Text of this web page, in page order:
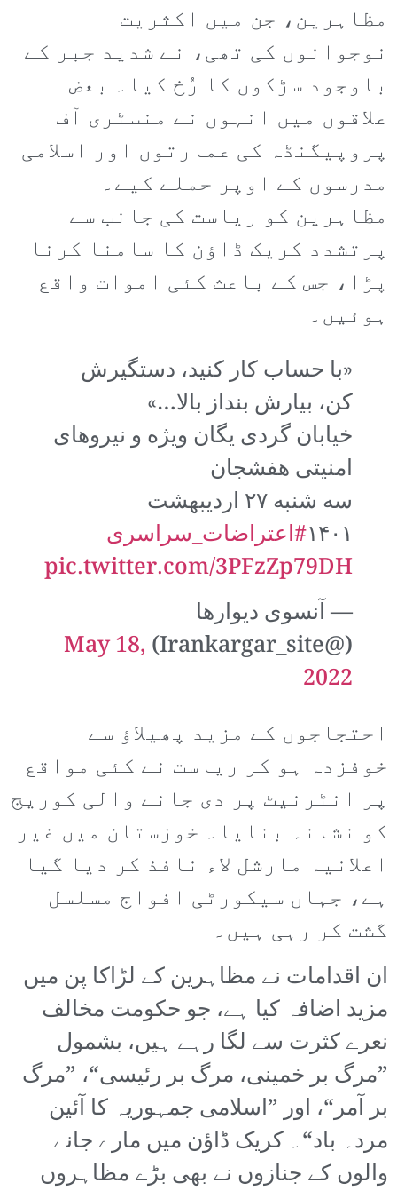
مظاہرین، جن میں اکثریت
نوجوانوں کی تھی، نے شدید جبر کے
باوجود سڑکوں کا رُخ کیا۔ بعض
علاقوں میں انہوں نے منسٹری آف
پروپیگنڈہ کی عمارتوں اور اسلامی
مدرسوں کے اوپر حملے کیے۔
مظاہرین کو ریاست کی جانب سے
پرتشدد کریک ڈاؤن کا سامنا کرنا
پڑا، جس کے باعث کئی اموات واقع
ہوئیں۔
«با حساب کار کنید، دستگیرش
کن، بیارش بنداز بالا…»
خیابان گردی یگان ویژه و نیروهای
امنیتی هفشجان
سه شنبه ۲۷ اردیبهشت
۱۴۰۱#اعتراضات_سراسری
pic.twitter.com/3PFzZp79DH
— آنسوی دیوارها
(@Irankargar_site)
May 18,
2022
احتجاجوں کے مزید پھیلاؤ سے
خوفزدہ ہو کر ریاست نے کئی مواقع
پر انٹرنیٹ پر دی جانے والی کوریج
کو نشانہ بنایا۔ خوزستان میں غیر
اعلانیہ مارشل لاء نافذ کر دیا گیا
ہے، جہاں سیکورٹی افواج مسلسل
گشت کر رہی ہیں۔
ان اقدامات نے مظاہرین کے لڑاکا پن میں
مزید اضافہ کیا ہے، جو حکومت مخالف
نعرے کثرت سے لگا رہے ہیں، بشمول
”مرگ بر خمینی، مرگ بر رئیسی“، ”مرگ
بر آمر“، اور ”اسلامی جمہوریہ کا آئین
مردہ باد“۔ کریک ڈاؤن میں مارے جانے
والوں کے جنازوں نے بھی بڑے مظاہروں